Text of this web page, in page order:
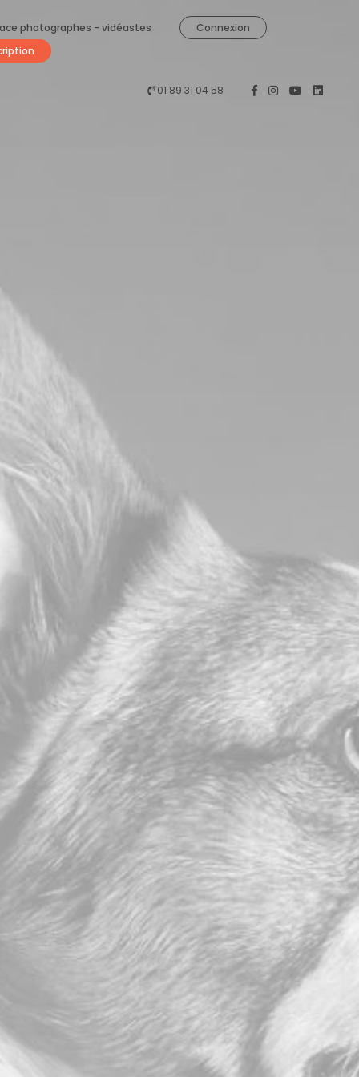
photographes - vidéastes
Connexion
01 89 31 04 58